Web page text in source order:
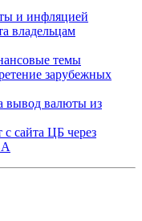
и инфляцией
владельцам
темы
зарубежных
вывод валюты из
сайта ЦБ через